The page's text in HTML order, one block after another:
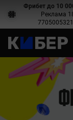
Фрибет до 10
Реклама